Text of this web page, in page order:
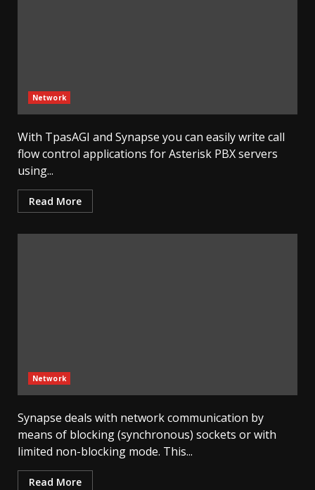
Network
With TpasAGI and Synapse you can easily write call
flow control applications for Asterisk PBX servers
using...
Read More
Network
Synapse deals with network communication by
means of blocking (synchronous) sockets or with
limited non-blocking mode. This...
Read More